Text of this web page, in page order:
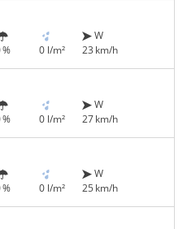
% 0 l/m²
W
23 km/h
% 0 l/m²
W
27 km/h
% 0 l/m²
W
25 km/h